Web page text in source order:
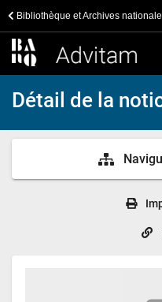
Bibliothèque et Archives
Détail de la